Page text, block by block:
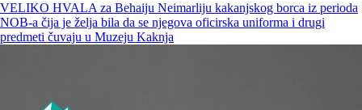
VELIKO HVALA za Behaiju Neimarliju kakanjskog borca iz perioda
NOB-a čija je želja bila da se njegova oficirska uniforma i drugi
predmeti čuvaju u Muzeju Kaknja